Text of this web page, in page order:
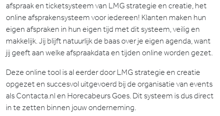
afspraak en ticketsysteem van LMG strategie en creatie, het
online afsprakensysteem voor iedereen! Klanten maken hun
eigen afspraken in hun eigen tijd met dit systeem, veilig en
makkelijk. Jij blijft natuurlijk de baas over je eigen agenda, want
jij geeft aan welke afspraakdata en tijden online worden gezet.
Deze online tool is al eerder door LMG strategie en creatie
opgezet en succesvol uitgevoerd bij de organisatie van events
als Contacta.nl en Horecabeurs Goes. Dit systeem is dus direct
in te zetten binnen jouw onderneming.